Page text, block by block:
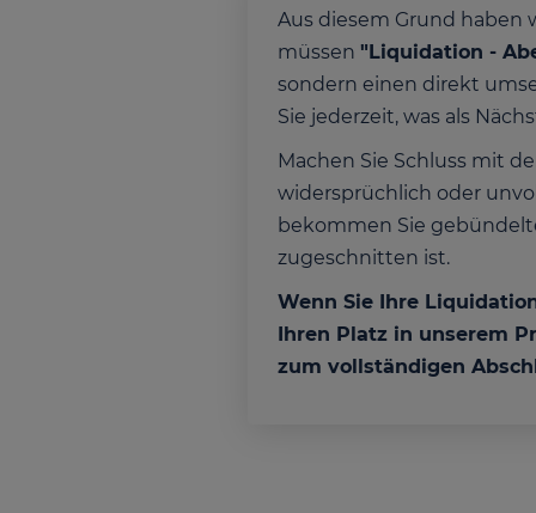
Aus diesem Grund haben
müssen "Liquidation -
sondern einen direkt
Sie jederzeit, was als
Machen Sie Schluss mit
widersprüchlich oder
bekommen Sie
zugeschnitten ist.
Wenn Sie Ihre
Ihren Platz in unserem
zum vollständigen